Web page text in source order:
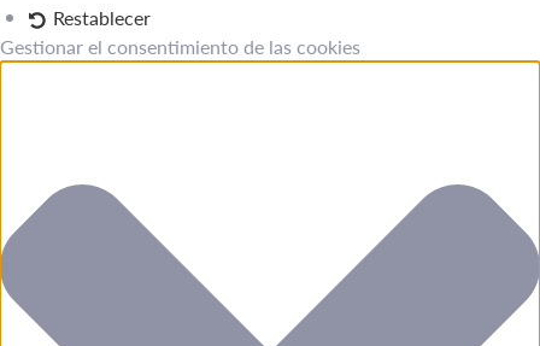
Restablecer
Gestionar el consentimiento de las cookies